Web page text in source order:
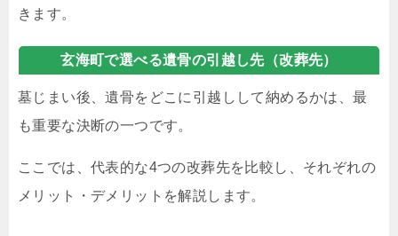
きます。
玄海町で選べる遺骨の引越し先（改葬先）
墓じまい後、遺骨をどこに引越しして納めるかは、最
も重要な決断の一つです。
ここでは、代表的な4つの改葬先を比較し、それぞれの
メリット・デメリットを解説します。